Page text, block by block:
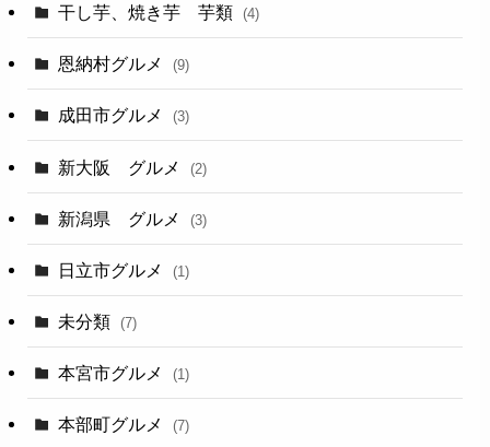
干し芋、焼き芋 芋類 (4)
恩納村グルメ (9)
成田市グルメ (3)
新大阪 グルメ (2)
新潟県 グルメ (3)
日立市グルメ (1)
未分類 (7)
本宮市グルメ (1)
本部町グルメ (7)